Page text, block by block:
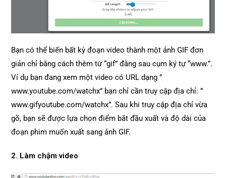
Bạn có thể biến bất kỳ đoạn video thành một ảnh GIF đơn
giản chỉ bằng cách thêm từ “gif” đằng sau cụm ký tự “www.”.
Ví dụ bạn đang xem một video có URL dạng ”
www.youtube.com/watchx” bạn chỉ cần truy cập địa chỉ: ”
www.gifyoutube.com/watchx”. Sau khi truy cập địa chỉ vừa
gõ, bạn sẽ được lựa chọn điểm bắt đầu xuất và độ dài của
đoạn phim muốn xuất sang ảnh GIF.
2. Làm chậm video